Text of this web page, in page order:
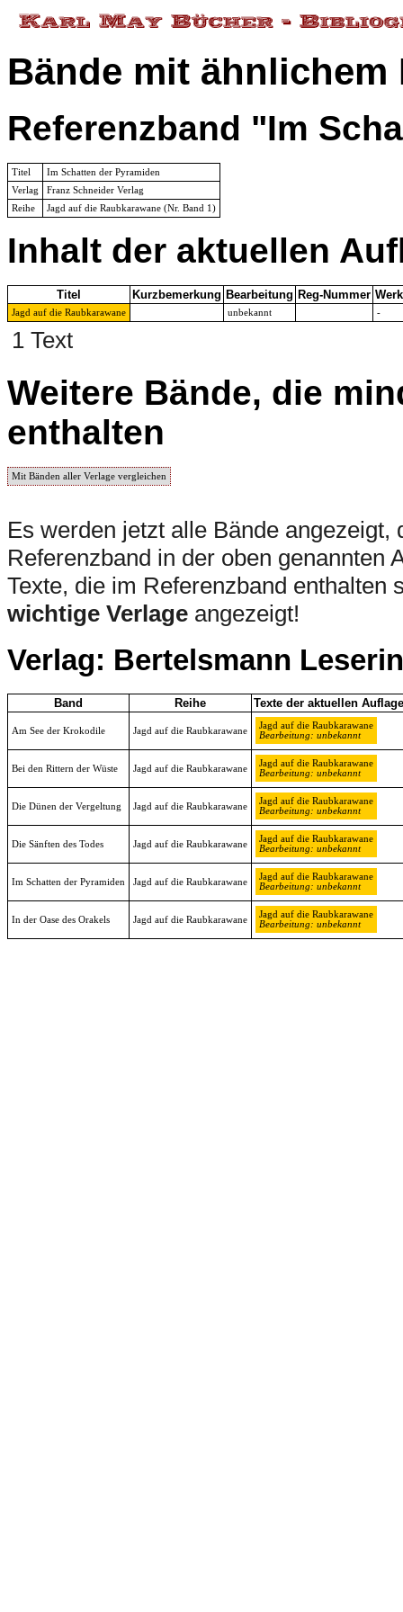
Bände mit ähnlichem
Referenzband "Im
Titel
Im Schatten der Pyramiden
Verlag
Franz Schneider Verlag
Reihe
Jagd auf die Raubkarawane (Nr. Band 1)
Inhalt der aktuellen
Titel Kurzbemerkung Bearbeitung Reg-Nummer
Jagd auf die Raubkarawane unbekannt -
1 Text
Weitere Bände, die
enthalten
Mit Bänden aller Verlage vergleichen
Es werden jetzt alle Bände
Referenzband in der oben genannten
Texte, die im Referenzband
wichtige Verlage angezeigt!
Verlag: Bertelsmann
Band Reihe Texte der aktuellen Auflage
Am See der Krokodile Jagd auf die Raubkarawane
Jagd auf die Raubkarawane
Bearbeitung: unbekannt
Bei den Rittern der Wüste Jagd auf die Raubkarawane
Jagd auf die Raubkarawane
Bearbeitung: unbekannt
Die Dünen der Vergeltung Jagd auf die Raubkarawane
Jagd auf die Raubkarawane
Bearbeitung: unbekannt
Die Sänften des Todes Jagd auf die Raubkarawane
Jagd auf die Raubkarawane
Bearbeitung: unbekannt
Im Schatten der Pyramiden Jagd auf die Raubkarawane
Jagd auf die Raubkarawane
Bearbeitung: unbekannt
In der Oase des Orakels Jagd auf die Raubkarawane
Jagd auf die Raubkarawane
Bearbeitung: unbekannt